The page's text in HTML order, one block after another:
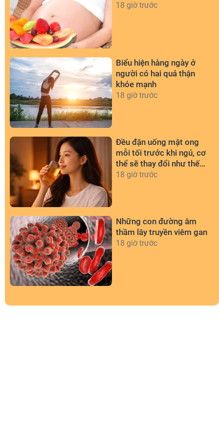
18 giờ trước
Biểu hiện hàng ngày ở
người có hai quả thận
khỏe mạnh
18 giờ trước
Đều đặn uống mật ong
mỗi tối trước khi ngủ, cơ
thể sẽ thay đổi như thế
nào?
18 giờ trước
Những con đường âm
thầm lây truyền viêm gan
18 giờ trước